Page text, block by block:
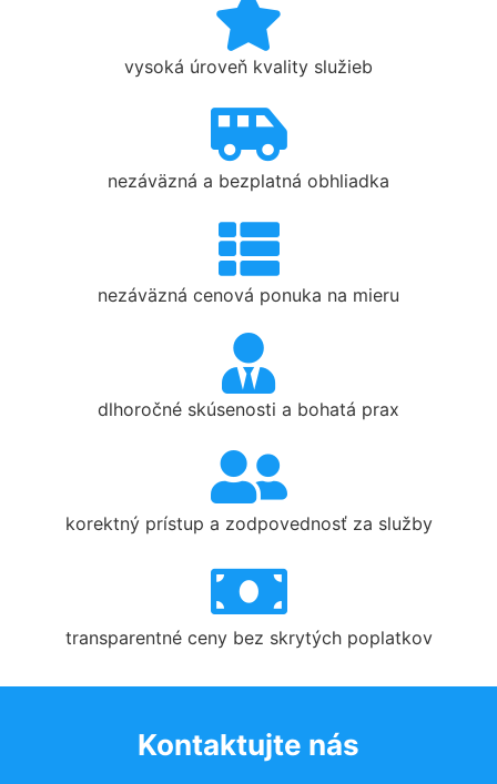
vysoká úroveň kvality služieb
nezáväzná a bezplatná obhliadka
nezáväzná cenová ponuka na mieru
dlhoročné skúsenosti a bohatá prax
korektný prístup a zodpovednosť za služby
transparentné ceny bez skrytých poplatkov
Kontaktujte nás